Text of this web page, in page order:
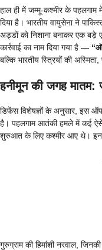
हाल ही में जम्मू-कश्मीर के पहलगाम
दिया है। भारतीय वायुसेना ने
अड्डों को निशाना बनाकर एक बड़े
कार्रवाई का नाम दिया गया है —
बल्कि भारतीय स्त्रियों की
हनीमून की जगह मातम:
डिफेंस विशेषज्ञों के अनुसार, इस
है। पहलगाम आतंकी हमले में कई ऐसे
शुरुआत के लिए कश्मीर आए थे। इन
गुरुग्राम की हिमांशी नरवाल,